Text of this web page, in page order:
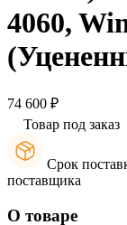
4060,
74 600 ₽
Товар под заказ
Срок
поставщика
О товаре